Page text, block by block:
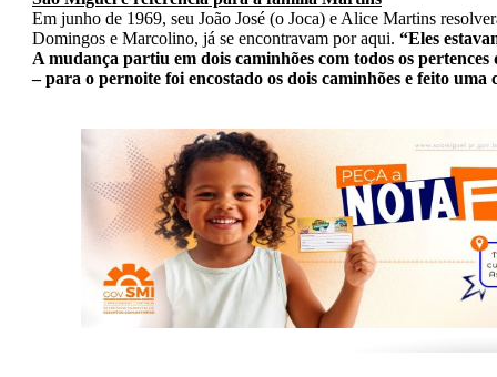
Em junho de 1969, seu João José (o Joca) e Alice Martins
Domingos e Marcolino, já se encontravam por aqui. “Eles
A mudança partiu em dois caminhões com todos os
– para o pernoite foi encostado os dois caminhões e feito